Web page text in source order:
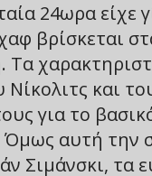
24ωρα είχε
βρίσκεται
και
για το
Όμως αυτή την
Σιμάνσκι, τα